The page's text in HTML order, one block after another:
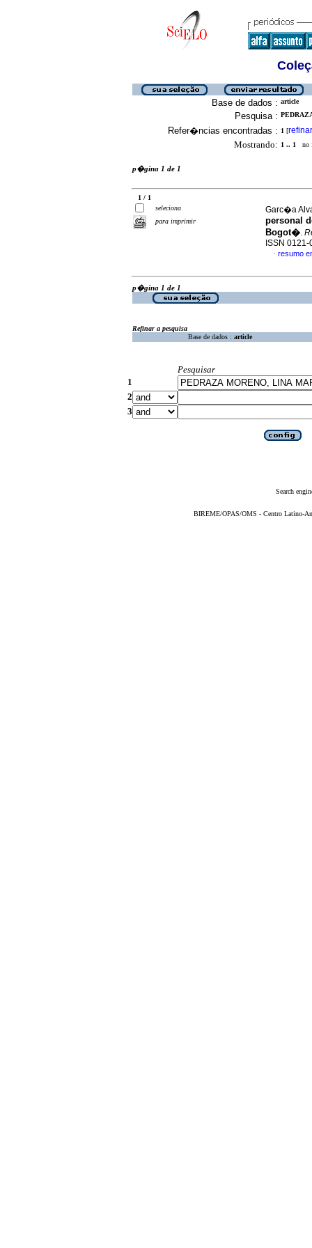
Base de dados : article
Pesquisa :
Refer�ncias encontradas : 1 [refinar
Mostrando: 1 .. 1 no
p�gina 1 de 1
1 / 1
seleciona
para imprimir
Garc�a
personal
Bogot�.
ISSN 0121-
· resumo
p�gina 1 de 1
Refinar a pesquisa
Base de dados : article
Pesquisar
1
2
3
Search
BIREME/OPAS/OMS - Centro Latino-